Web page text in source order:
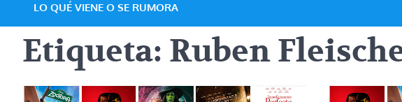
LO QUÉ VIENE O SE RUMORA
Etiqueta: Ruben